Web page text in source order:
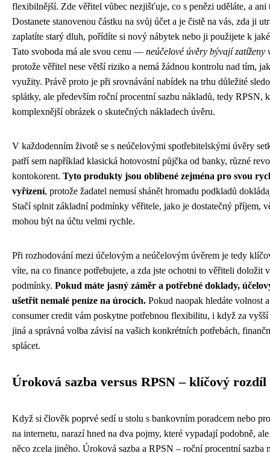
flexibilnější. Zde věřitel vůbec nezjišťuje, co s penězi uděláte, a ani
Dostanete stanovenou částku na svůj účet a je čistě na vás, zda ji
zaplatíte starý dluh, pořídíte si nový nábytek nebo ji použijete k
Tato svoboda má ale svou cenu — neúčelové úvěry bývají zatíženy
protože věřitel nese větší riziko a nemá žádnou kontrolu nad tím,
využity. Právě proto je při srovnávání nabídek na trhu důležité
splátky, ale především roční procentní sazbu nákladů, tedy RPSN,
komplexnější obrázek o skutečných nákladech úvěru.
V každodenním životě se s neúčelovými spotřebitelskými úvěry
patří sem například klasická hotovostní půjčka od banky, různé
kontokorent. Tyto produkty jsou oblíbené zejména pro svou
vyřízení, protože žadatel nemusí shánět hromadu podkladů
Stačí splnit základní podmínky věřitele, jako je dostatečný příjem,
mohou být na účtu velmi rychle.
Při rozhodování mezi účelovým a neúčelovým úvěrem je tedy
víte, na co finance potřebujete, a zda jste ochotni to věřiteli doložit
podmínky. Pokud máte jasný záměr a potřebné doklady,
ušetřit nemalé peníze na úrocích. Pokud naopak hledáte volnost
consumer credit vám poskytne potřebnou flexibilitu, i když za vyšší
jiná a správná volba závisí na vašich konkrétních potřebách,
splácet.
Úroková sazba versus RPSN – klíčový rozdíl
Když si člověk poprvé sedí u stolu s bankovním poradcem nebo
na internetu, narazí hned na dva pojmy, které vypadají podobně,
něco zcela jiného. Úroková sazba a RPSN – roční procentní sazba